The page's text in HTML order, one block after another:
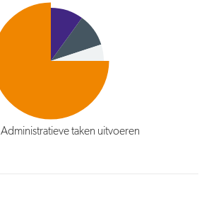
Administratieve taken uitvoeren